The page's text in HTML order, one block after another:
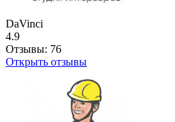
DaVinci
4.9
Отзывы: 76
Открыть отзывы